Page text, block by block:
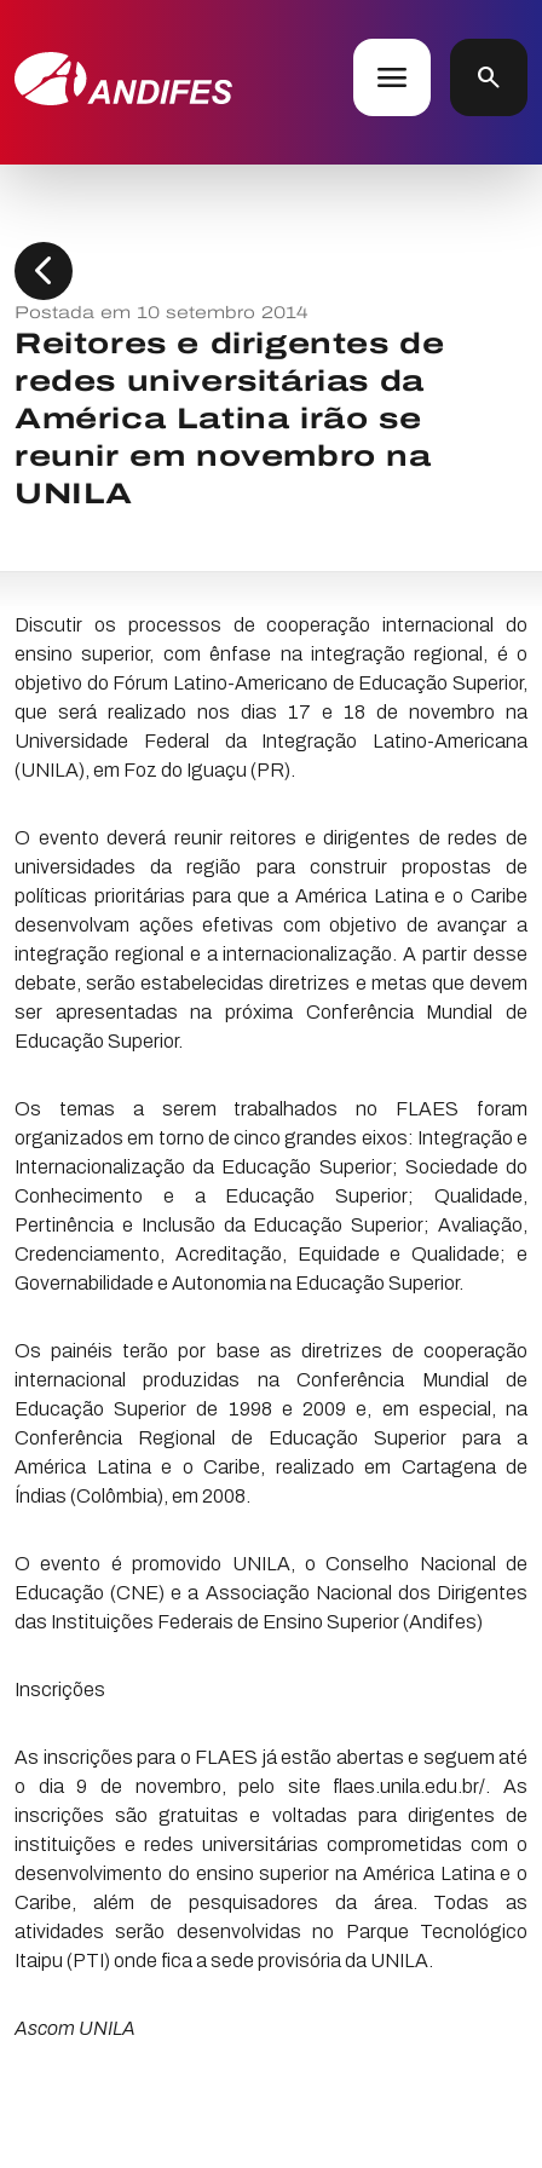
menu search
chevron_left
Postada em 10 setembro 2014
Reitores e dirigentes de
redes universitárias da
América Latina irão se
reunir em novembro na
UNILA
Discutir os processos de cooperação internacional do
ensino superior, com ênfase na integração regional, é o
objetivo do Fórum Latino-Americano de Educação Superior,
que será realizado nos dias 17 e 18 de novembro na
Universidade Federal da Integração Latino-Americana
(UNILA), em Foz do Iguaçu (PR).
O evento deverá reunir reitores e dirigentes de redes de
universidades da região para construir propostas de
políticas prioritárias para que a América Latina e o Caribe
desenvolvam ações efetivas com objetivo de avançar a
integração regional e a internacionalização. A partir desse
debate, serão estabelecidas diretrizes e metas que devem
ser apresentadas na próxima Conferência Mundial de
Educação Superior.
Os temas a serem trabalhados no FLAES foram
organizados em torno de cinco grandes eixos: Integração e
Internacionalização da Educação Superior; Sociedade do
Conhecimento e a Educação Superior; Qualidade,
Pertinência e Inclusão da Educação Superior; Avaliação,
Credenciamento, Acreditação, Equidade e Qualidade; e
Governabilidade e Autonomia na Educação Superior.
Os painéis terão por base as diretrizes de cooperação
internacional produzidas na Conferência Mundial de
Educação Superior de 1998 e 2009 e, em especial, na
Conferência Regional de Educação Superior para a
América Latina e o Caribe, realizado em Cartagena de
Índias (Colômbia), em 2008.
O evento é promovido UNILA, o Conselho Nacional de
Educação (CNE) e a Associação Nacional dos Dirigentes
das Instituições Federais de Ensino Superior (Andifes)
Inscrições
As inscrições para o FLAES já estão abertas e seguem até
o dia 9 de novembro, pelo site flaes.unila.edu.br/. As
inscrições são gratuitas e voltadas para dirigentes de
instituições e redes universitárias comprometidas com o
desenvolvimento do ensino superior na América Latina e o
Caribe, além de pesquisadores da área. Todas as
atividades serão desenvolvidas no Parque Tecnológico
Itaipu (PTI) onde fica a sede provisória da UNILA.
Ascom UNILA